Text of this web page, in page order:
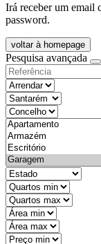
Irá receber um email
password.
voltar à homepage
Pesquisa avançada
objective
districtId
countyId
types
state
mintypo
maxtypo
minarea
maxarea
minprice